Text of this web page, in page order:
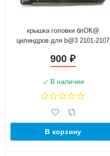
крышка головки блОК@
цилиндров для b@3 2101-2107
900₽
В наличии
В корзину